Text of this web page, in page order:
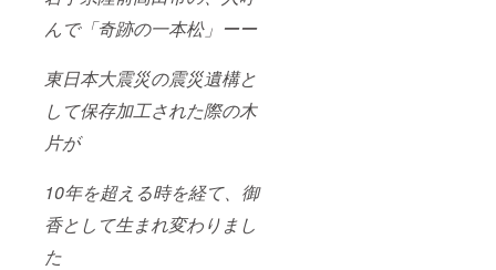
んで「奇跡の一本松」ーー
東日本大震災の震災遺構と
して保存加工された際の木
片が
10年を超える時を経て、御
香として生まれ変わりまし
た